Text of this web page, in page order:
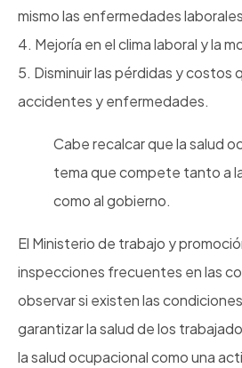
mismo las enfermedades
4. Mejoría en el clima laboral y la
5. Disminuir las pérdidas y costos
accidentes y enfermedades.
Cabe recalcar que la salud
tema que compete tanto a
como al gobierno.
El Ministerio de trabajo y
inspecciones frecuentes en las
observar si existen las
garantizar la salud de los
la salud ocupacional como una